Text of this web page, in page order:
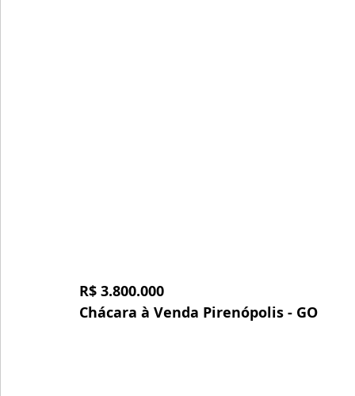
R$ 3.800.000
Chácara à Venda Pirenópolis - GO